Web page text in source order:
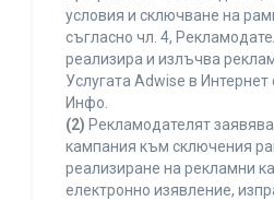
условия и сключване на
съгласно чл. 4,
реализира и излъчва
Услугата Adwise в
Инфо.
(2) Рекламодателят
кампания към сключения
реализиране на рекламни
електронно изявление,